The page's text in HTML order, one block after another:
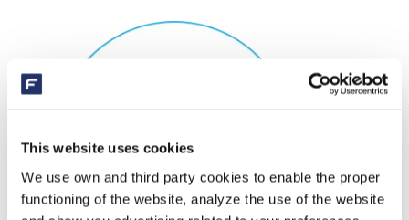
This website uses cookies
We use own and third party cookies to enable the proper
functioning of the website, analyze the use of the website